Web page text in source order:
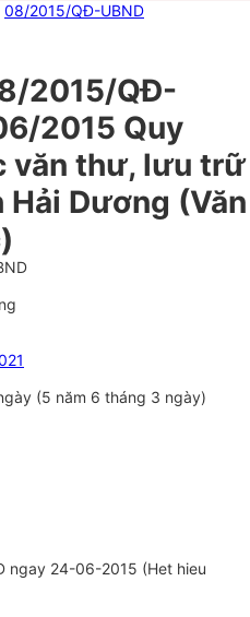
08/2015/QĐ-UBND
2015/QĐ-
2015 Quy
văn thư, lưu trữ
Dương (Văn
(5 năm 6 tháng 3 ngày)
ngay 24-06-2015 (Het hieu